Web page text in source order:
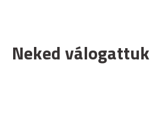
Neked válogattuk